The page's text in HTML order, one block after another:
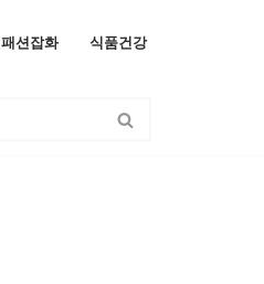
패션잡화 식품건강